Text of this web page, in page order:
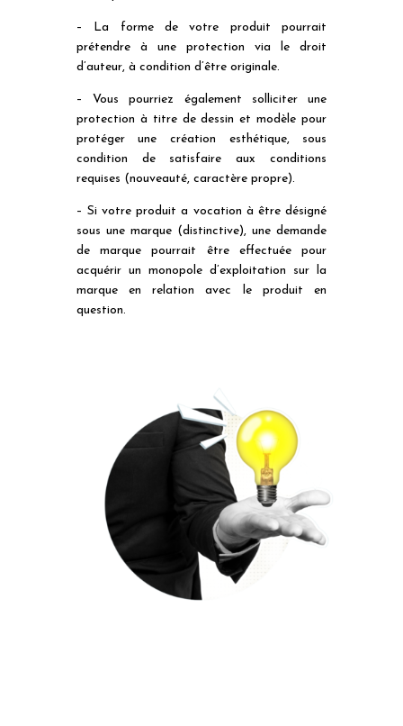
– La forme de votre produit pourrait
prétendre à une protection via le droit
d’auteur, à condition d’être originale.
– Vous pourriez également solliciter une
protection à titre de dessin et modèle pour
protéger une création esthétique, sous
condition de satisfaire aux conditions
requises (nouveauté, caractère propre).
– Si votre produit a vocation à être désigné
sous une marque (distinctive), une demande
de marque pourrait être effectuée pour
acquérir un monopole d’exploitation sur la
marque en relation avec le produit en
question.